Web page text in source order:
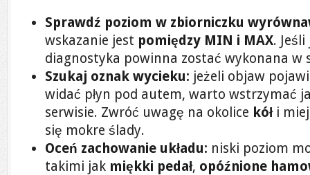
Sprawdź poziom w zbiorniczku
wskazanie jest pomiędzy MIN i MAX.
diagnostyka powinna zostać wykonana w
Szukaj oznak wycieku: jeżeli objaw
widać płyn pod autem, warto wstrzymać
serwisie. Zwróć uwagę na okolice kółi
się mokre ślady.
Oceń zachowanie układu: niski poziom
takimi jak miękki pedał, opóźnione